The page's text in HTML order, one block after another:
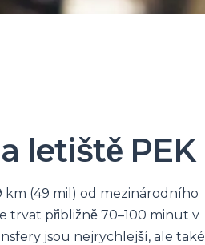
letiště PEK
km (49 mil) od mezinárodního
trvat přibližně 70–100 minut v
jsou nejrychlejší, ale také